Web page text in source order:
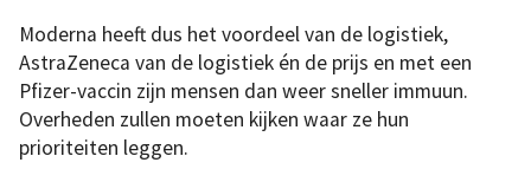
Moderna heeft dus het voordeel van de logistiek,
AstraZeneca van de logistiek én de prijs en met een
Pfizer-vaccin zijn mensen dan weer sneller immuun.
Overheden zullen moeten kijken waar ze hun
prioriteiten leggen.